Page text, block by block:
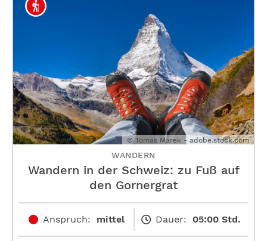
© Tomas Marek - adobe.stock.com
WANDERN
Wandern in der Schweiz: zu Fuß auf
den Gornergrat
Anspruch: mittel Dauer: 05:00 Std.